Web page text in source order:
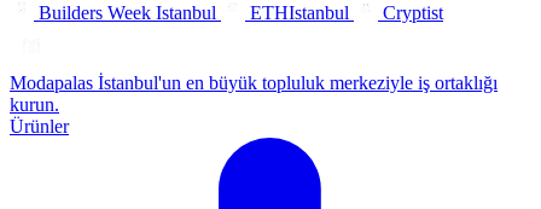
Builders Week Istanbul
ETHIstanbul Cryptist
Modapalas İstanbul'un en büyük topluluk merkeziyle iş ortaklığı
kurun.
Ürünler